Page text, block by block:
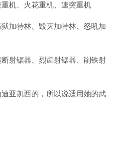
机、火花重机、速突重机
加特林、毁灭加特林、怒吼加
射锯器、烈齿射锯器、削铁射
亚凯西的，所以说适用她的武